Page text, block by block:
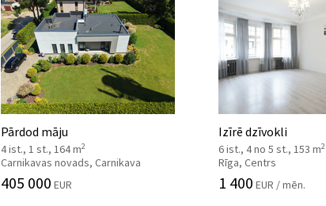
Pārdod māju
4 ist., 1 st., 164 m2
Carnikavas novads, Carnikava
405 000 EUR
Izīrē dzīvokli
6 ist., 4 no 5 st., 153 m2
Rīga, Centrs
1 400 EUR / mēn.